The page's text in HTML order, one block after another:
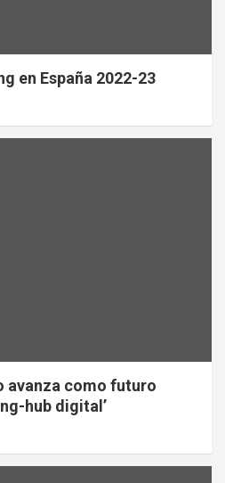
en España 2022-23
avanza como futuro
hub digital’